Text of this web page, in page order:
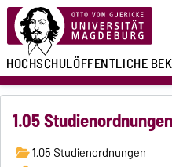
HOCHSCHULÖFFENTLICHE
1.05 Studienordnungen
1.05 Studienordnungen